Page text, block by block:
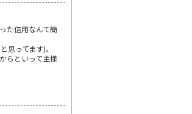
た信用なんて簡
ってます)。
らといって主様